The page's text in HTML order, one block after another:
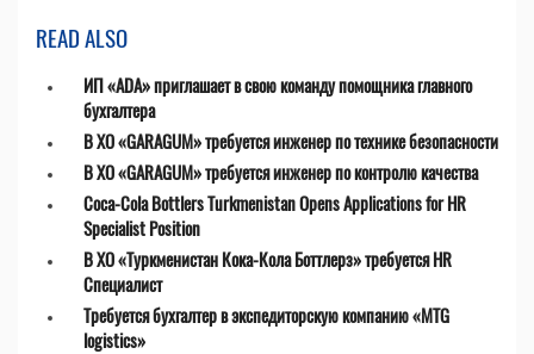
READ ALSO
ИП «ADA» приглашает в свою команду помощника главного
бухгалтера
В ХО «GARAGUM» требуется инженер по технике безопасности
В ХО «GARAGUM» требуется инженер по контролю качества
Coca-Cola Bottlers Turkmenistan Opens Applications for HR
Specialist Position
В ХО «Туркменистан Кока-Кола Боттлерз» требуется HR
Специалист
Требуется бухгалтер в экспедиторскую компанию «MTG
logistics»